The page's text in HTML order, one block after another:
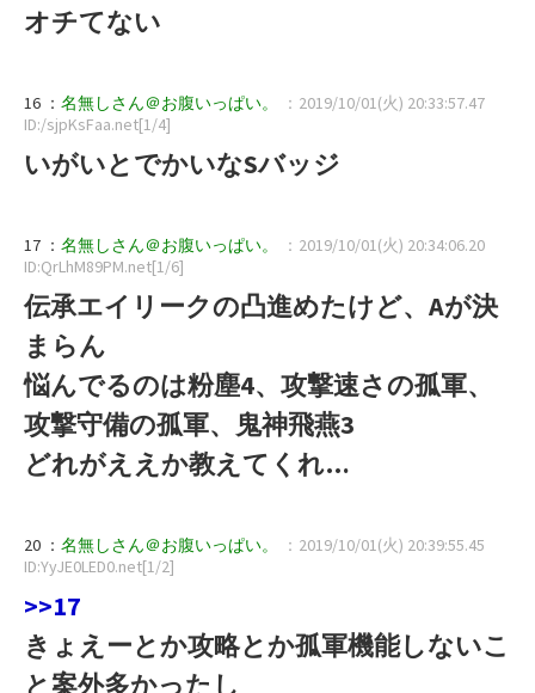
オチてない
16 ： 名無しさん＠お腹いっぱい。
：2019/10/01(火) 20:33:57.47
ID:/sjpKsFaa.net[1/4]
いがいとでかいなSバッジ
17 ： 名無しさん＠お腹いっぱい。
：2019/10/01(火) 20:34:06.20
ID:QrLhM89PM.net[1/6]
伝承エイリークの凸進めたけど、Aが決
まらん
悩んでるのは粉塵4、攻撃速さの孤軍、
攻撃守備の孤軍、鬼神飛燕3
どれがええか教えてくれ…
20 ： 名無しさん＠お腹いっぱい。
：2019/10/01(火) 20:39:55.45
ID:YyJE0LED0.net[1/2]
>>17
きょえーとか攻略とか孤軍機能しないこ
と案外多かったし